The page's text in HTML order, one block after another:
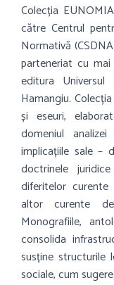
Colecția EUNOMIA
către Centrul
Normativă
parteneriat cu
editura
Hamangiu.
și eseuri,
domeniul
implicațiile sale –
doctrinele
diferitelor
altor curente
Monografiile,
consolida
susține structurile
sociale, cum